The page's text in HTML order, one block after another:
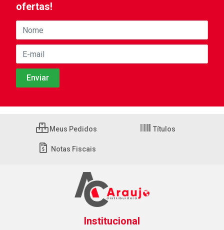
ofertas!
Meus Pedidos Títulos
Notas Fiscais
Institucional